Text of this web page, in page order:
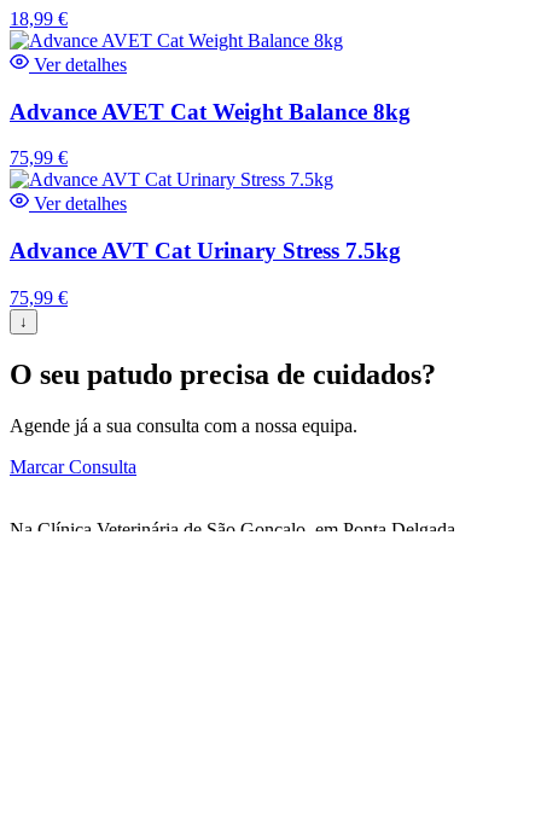
18,99 €
Ver detalhes
Advance AVET Cat Weight Balance 8kg
75,99 €
Ver detalhes
Advance AVT Cat Urinary Stress 7.5kg
75,99 €
↓
O seu patudo precisa de cuidados?
Agende já a sua consulta com a nossa equipa.
Marcar Consulta
Na Clínica Veterinária de São Gonçalo, em Ponta Delgada,